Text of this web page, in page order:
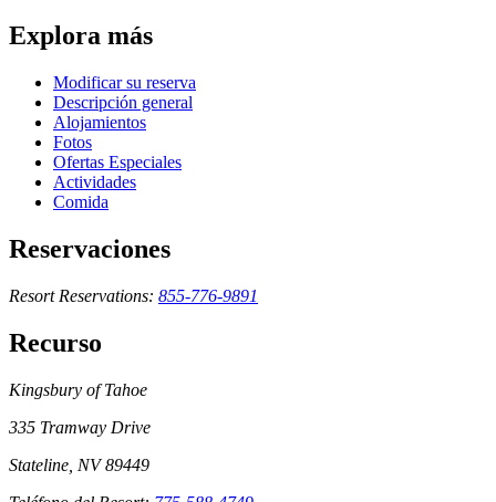
Explora más
Modificar su reserva
Descripción general
Alojamientos
Fotos
Ofertas Especiales
Actividades
Comida
Reservaciones
Resort Reservations: 855-776-9891
Recurso
Kingsbury of Tahoe
335 Tramway Drive
Stateline, NV 89449